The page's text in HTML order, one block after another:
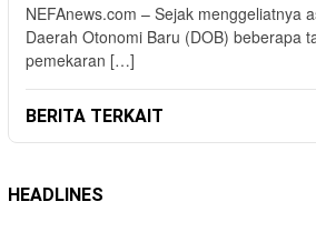
NEFAnews.com – Sejak menggeliatnya
Daerah Otonomi Baru (DOB) beberapa
pemekaran […]
BERITA TERKAIT
HEADLINES